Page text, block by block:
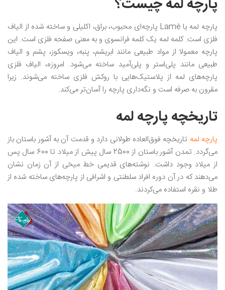
پارچه لمه یا Lamé پارچه‌ای محبوب، براق، اکلیلی و ساخته شده از الیاف
فلزی است. کلمه لمه یک کلمه فرانسوی و به معنی صفحه فلزی است. این
پارچه معمولا از مواد طبیعی مانند ابریشم، پنبه، ویسکوز، پشم و الیاف
طبیعی مانند پلی‌استر و پلی‌آمید ساخته می‌شود. امروزه، الیاف فلزی
پارچه‌های لمه از پلاستیک‌هایی با روکش فلزی ساخته می‌شوند. زیرا
مقرون به صرفه است و نگه‌داری پارچه را آسان‌تر می‌کند.
تاریخچه پارچه لمه
پارچه لمه تاریخچه فوق‌العاده طولانی دارد و قدمت آن به آشور باستان باز
می‌گردد. تمدن آشور باستان از 2500 سال پیش از میلاد تا 600 سال پس
از میلاد وجود داشت. نوشته‌های قدیمی خط میخی از آن زمان نشان
می‌دهند که در آن دوره افراد سلطنتی و اشرافی از پارچه‌های ساخته شده از
طلا و نقره استفاده می‌کردند.